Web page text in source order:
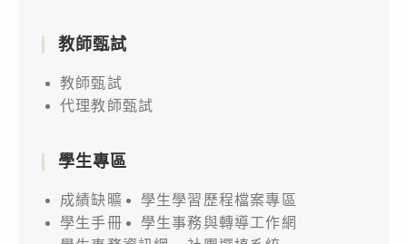
教師甄試
教師甄試
代理教師甄試
學生專區
成績缺曠
學生學習歷程檔案專區
學生手冊
學生事務與轉導工作網